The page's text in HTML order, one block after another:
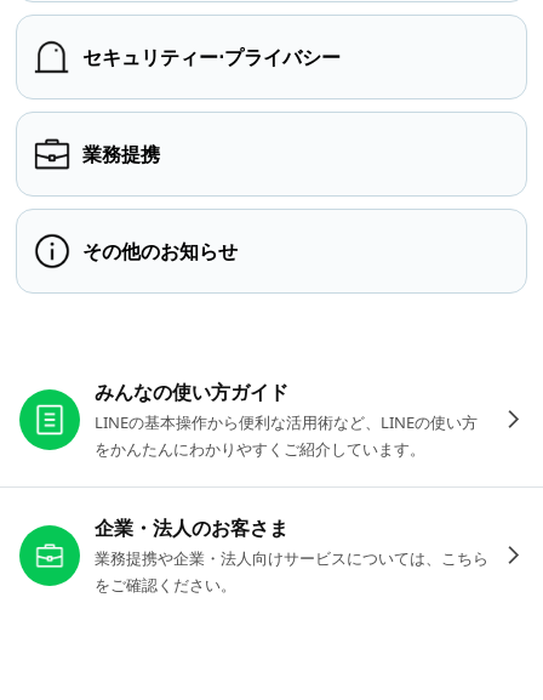
セキュリティー⋅プライバシー
業務提携
その他のお知らせ
みんなの使い方ガイド
LINEの基本操作から便利な活用術など、LINEの使い方
をかんたんにわかりやすくご紹介しています。
企業・法人のお客さま
業務提携や企業・法人向けサービスについては、こちら
をご確認ください。